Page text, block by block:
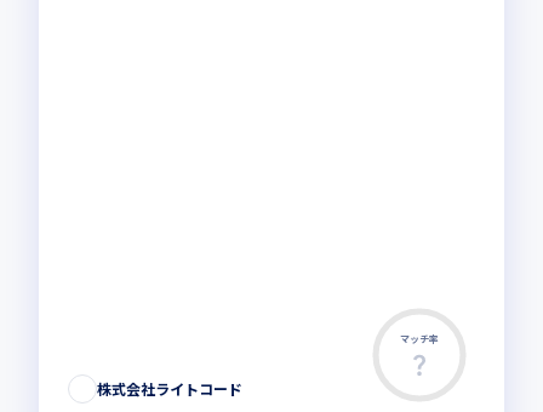
マッチ率
株式会社ライトコード